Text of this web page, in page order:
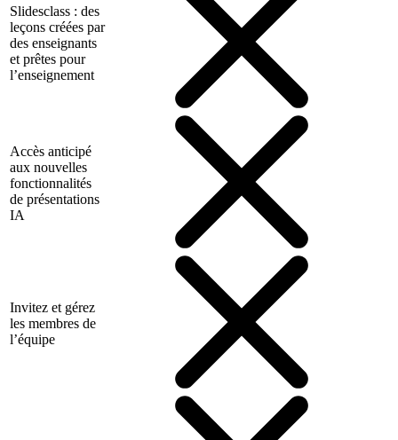
Slidesclass : des
leçons créées par
des enseignants
et prêtes pour
l’enseignement
Accès anticipé
aux nouvelles
fonctionnalités
de présentations
IA
Invitez et gérez
les membres de
l’équipe